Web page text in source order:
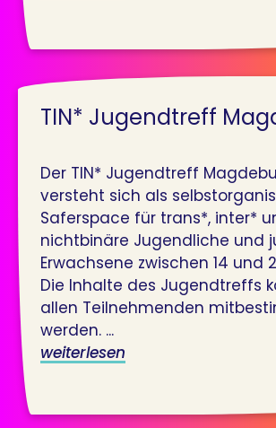
TIN* Jugendtreff
Der TIN* Jugendtreff
versteht sich als
Saferspace für trans*, inter*
nichtbinäre Jugendliche und
Erwachsene zwischen 14 und
Die Inhalte des Jugendtreffs
allen Teilnehmenden
werden. ...
weiterlesen